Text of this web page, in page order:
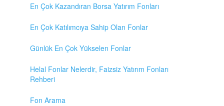
En Çok Kazandıran Borsa Yatırım Fonları
En Çok Katılımcıya Sahip Olan Fonlar
Günlük En Çok Yükselen Fonlar
Helal Fonlar Nelerdir, Faizsiz Yatırım Fonları
Rehberi
Fon Arama